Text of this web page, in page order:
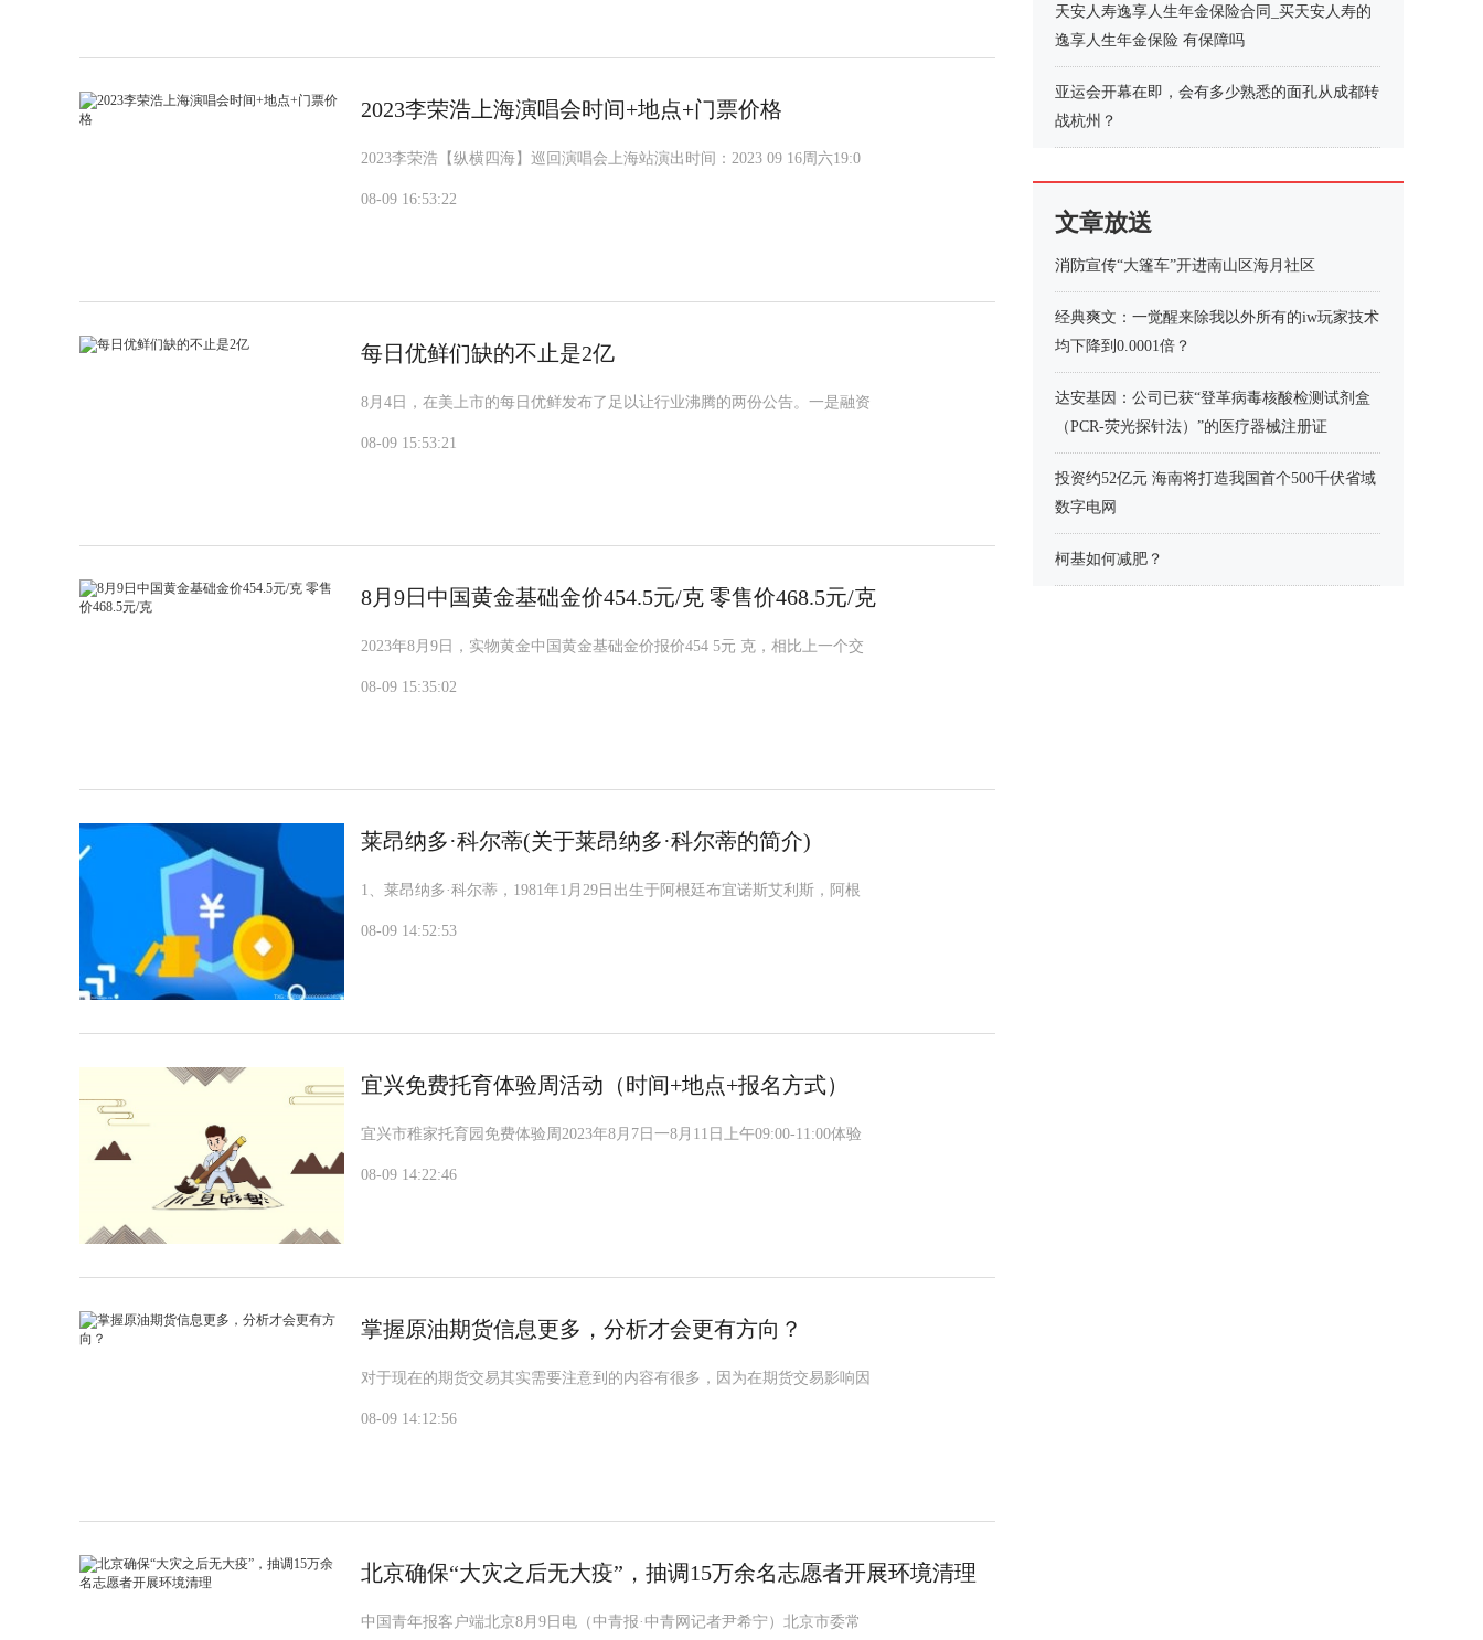
2023李荣浩上海演唱会时间+地点+门票价格
2023李荣浩【纵横四海】巡回演唱会上海站演出时间：2023 09 16周六19:0
08-09 16:53:22
每日优鲜们缺的不止是2亿
8月4日，在美上市的每日优鲜发布了足以让行业沸腾的两份公告。一是融资
08-09 15:53:21
8月9日中国黄金基础金价454.5元/克 零售价468.5元/克
2023年8月9日，实物黄金中国黄金基础金价报价454 5元 克，相比上一个交
08-09 15:35:02
莱昂纳多·科尔蒂(关于莱昂纳多·科尔蒂的简介)
1、莱昂纳多·科尔蒂，1981年1月29日出生于阿根廷布宜诺斯艾利斯，阿根
08-09 14:52:53
宜兴免费托育体验周活动（时间+地点+报名方式）
宜兴市稚家托育园免费体验周2023年8月7日一8月11日上午09:00-11:00体验
08-09 14:22:46
掌握原油期货信息更多，分析才会更有方向？
对于现在的期货交易其实需要注意到的内容有很多，因为在期货交易影响因
08-09 14:12:56
北京确保“大灾之后无大疫”，抽调15万余名志愿者开展环境清理
中国青年报客户端北京8月9日电（中青报·中青网记者尹希宁）北京市委常
天安人寿逸享人生年金保险合同_买天安人寿的
逸享人生年金保险 有保障吗
亚运会开幕在即，会有多少熟悉的面孔从成都转
战杭州？
文章放送
消防宣传“大篷车”开进南山区海月社区
经典爽文：一觉醒来除我以外所有的iw玩家技术
均下降到0.0001倍？
达安基因：公司已获“登革病毒核酸检测试剂盒
（PCR-荧光探针法）”的医疗器械注册证
投资约52亿元 海南将打造我国首个500千伏省域
数字电网
柯基如何减肥？